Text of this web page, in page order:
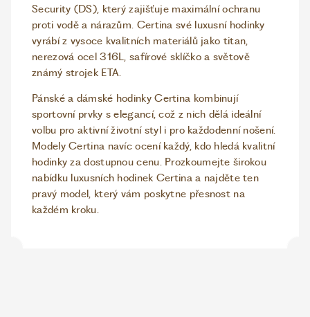
Security (DS), který zajišťuje maximální ochranu
proti vodě a nárazům. Certina své luxusní hodinky
vyrábí z vysoce kvalitních materiálů jako titan,
nerezová ocel 316L, safírové sklíčko a světově
známý strojek ETA.
Pánské a dámské hodinky Certina kombinují
sportovní prvky s elegancí, což z nich dělá ideální
volbu pro aktivní životní styl i pro každodenní nošení.
Modely Certina navíc ocení každý, kdo hledá kvalitní
hodinky za dostupnou cenu. Prozkoumejte širokou
nabídku luxusních hodinek Certina a najděte ten
pravý model, který vám poskytne přesnost na
každém kroku.